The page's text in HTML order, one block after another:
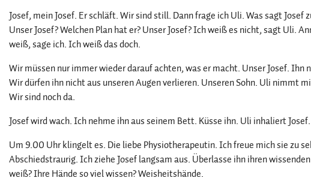
Josef, mein Josef. Er schläft. Wir sind still. Dann frage ich Uli. Was sagt Josef
Unser Josef? Welchen Plan hat er? Unser Josef? Ich weiß es nicht, sagt Uli.
weiß, sage ich. Ich weiß das doch.
Wir müssen nur immer wieder darauf achten, was er macht. Unser Josef. Ihn
Wir dürfen ihn nicht aus unseren Augen verlieren. Unseren Sohn. Uli nimmt
Wir sind noch da.
Josef wird wach. Ich nehme ihn aus seinem Bett. Küsse ihn. Uli inhaliert
Um 9.00 Uhr klingelt es. Die liebe Physiotherapeutin. Ich freue mich sie zu
Abschiedstraurig. Ich ziehe Josef langsam aus. Überlasse ihn ihren
weiß? Ihre Hände so viel wissen? Weisheitshände.